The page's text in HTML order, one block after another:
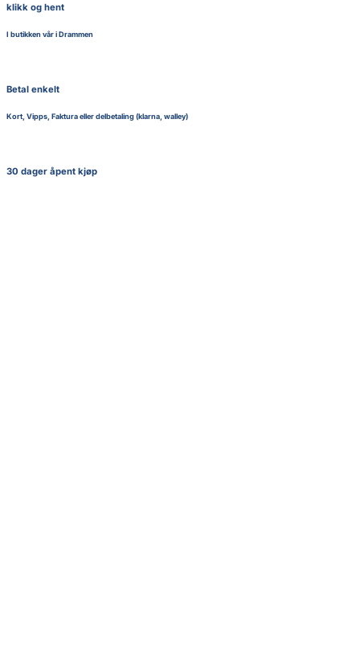
klikk og hent
I butikken vår i Drammen
Betal enkelt
Kort, Vipps, Faktura eller delbetaling (klarna, walley)
30 dager åpent kjøp